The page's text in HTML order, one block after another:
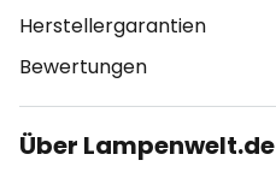
Herstellergarantien
Bewertungen
Über Lampenwelt.de